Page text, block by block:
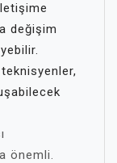
değişim
önemli.